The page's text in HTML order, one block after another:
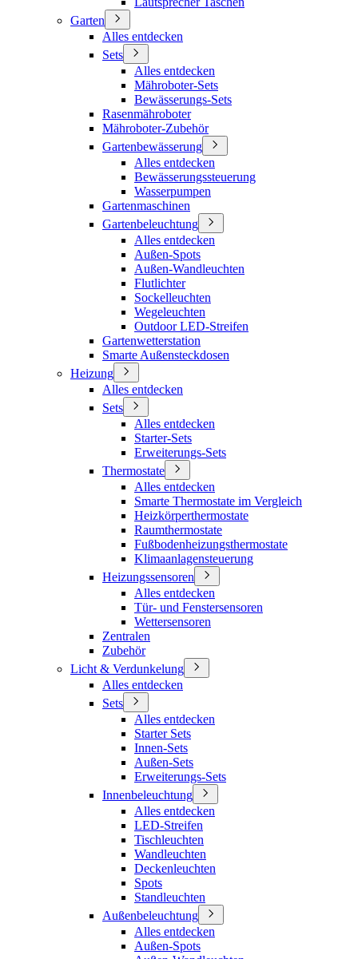
Garten
Alles entdecken
Sets
Alles entdecken
Mähroboter-Sets
Bewässerungs-Sets
Rasenmähroboter
Mähroboter-Zubehör
Gartenbewässerung
Alles entdecken
Bewässerungssteuerung
Wasserpumpen
Gartenmaschinen
Gartenbeleuchtung
Alles entdecken
Außen-Spots
Außen-Wandleuchten
Flutlichter
Sockelleuchten
Wegeleuchten
Outdoor LED-Streifen
Gartenwetterstation
Smarte Außensteckdosen
Heizung
Alles entdecken
Sets
Alles entdecken
Starter-Sets
Erweiterungs-Sets
Thermostate
Alles entdecken
Smarte Thermostate im Vergleich
Heizkörperthermostate
Raumthermostate
Fußbodenheizungsthermostate
Klimaanlagensteuerung
Heizungssensoren
Alles entdecken
Tür- und Fenstersensoren
Wettersensoren
Zentralen
Zubehör
Licht & Verdunkelung
Alles entdecken
Sets
Alles entdecken
Starter Sets
Innen-Sets
Außen-Sets
Erweiterungs-Sets
Innenbeleuchtung
Alles entdecken
LED-Streifen
Tischleuchten
Wandleuchten
Deckenleuchten
Spots
Standleuchten
Außenbeleuchtung
Alles entdecken
Außen-Spots